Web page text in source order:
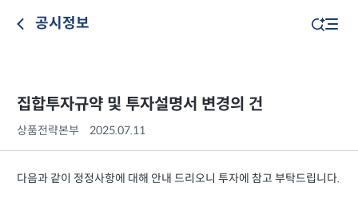
공시정보
집합투자규약 및 투자설명서 변경의 건
상품전략본부 2025.07.11
다음과 같이 정정사항에 대해 안내 드리오니 투자에 참고 부탁드립니다.